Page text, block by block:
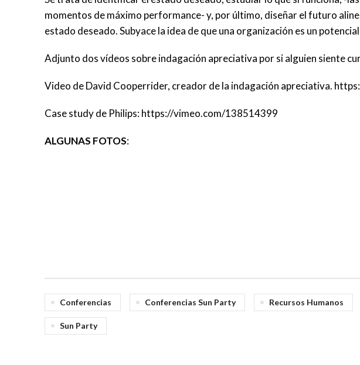
momentos de máximo performance- y, por último, diseñar el futuro
estado deseado. Subyace la idea de que una organización es un
Adjunto dos vídeos sobre indagación apreciativa por si alguien siente
Video de David Cooperrider, creador de la indagación apreciativa.
Case study de Philips: https://vimeo.com/138514399
ALGUNAS FOTOS:
Conferencias Conferencias Sun Party Recursos Humanos
Sun Party